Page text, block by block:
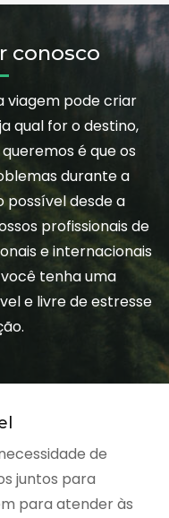
conosco
viagem pode criar
qual for o destino,
é que os
durante a
possível desde a
profissionais de
e internacionais
tenha uma
e livre de estresse
de
juntos para
para atender às